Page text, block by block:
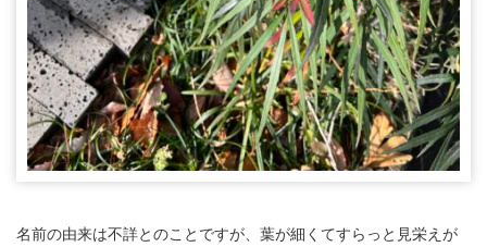
名前の由来は不詳とのことですが、葉が細くてすらっと見栄えが